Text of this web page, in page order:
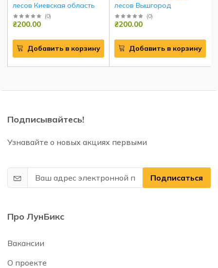
лесов Киевская область
(0)
₴200.00
Добавить в корзину
лесов Вышгород
(0)
₴200.00
Добавить в корзину
Подписывайтесь!
Узнавайте о новых акциях первыми
Подписаться
Про ЛунБикс
Вакансии
О проекте